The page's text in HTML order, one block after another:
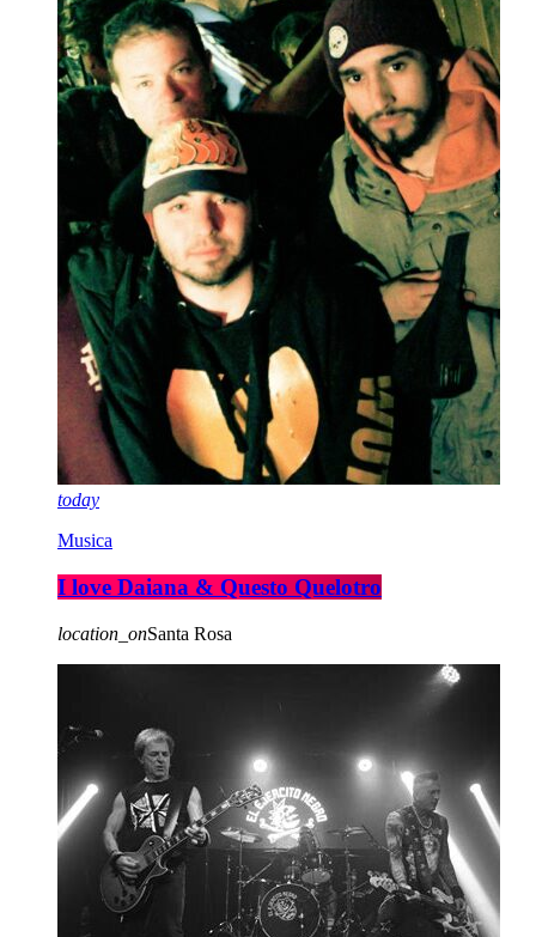
today
Musica
I love Daiana & Questo Quelotro
location_onSanta Rosa